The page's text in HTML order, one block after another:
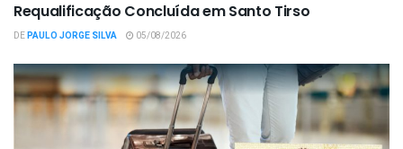
Requalificação Concluída em Santo Tirso
DEPAULO JORGE SILVA 05/08/2026